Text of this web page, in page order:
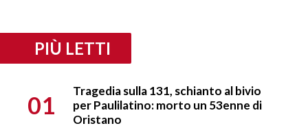
PIÙ LETTI
01
Tragedia sulla 131, schianto al bivio
per Paulilatino: morto un 53enne di
Oristano